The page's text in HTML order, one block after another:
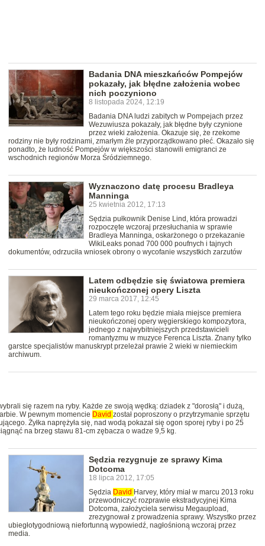
Badania DNA mieszkańców Pompejów
pokazały, jak błędne założenia wobec
nich poczyniono
8 listopada 2024, 12:19
Badania DNA ludzi zabitych w Pompejach przez
Wezuwiusza pokazały, jak błędne były czynione
przez wieki założenia. Okazuje się, że rzekome
rodziny nie były rodzinami, zmarłym źle przyporządkowano płeć. Okazało się
ponadto, że ludność Pompejów w większości stanowili emigranci ze
wschodnich regionów Morza Śródziemnego.
Wyznaczono datę procesu Bradleya
Manninga
25 kwietnia 2012, 17:13
Sędzia pułkownik Denise Lind, która prowadzi
rozpoczęte wczoraj przesłuchania w sprawie
Bradleya Manninga, oskarżonego o przekazanie
WikiLeaks ponad 700 000 poufnych i tajnych
dokumentów, odrzuciła wniosek obrony o wycofanie wszystkich zarzutów
Latem odbędzie się światowa premiera
nieukończonej opery Liszta
29 marca 2017, 12:45
Latem tego roku będzie miała miejsce premiera
nieukończonej opery węgierskiego kompozytora,
jednego z najwybitniejszych przedstawicieli
romantyzmu w muzyce Ferenca Liszta. Znany tylko
garstce specjalistów manuskrypt przeleżał prawie 2 wieki w niemieckim
archiwum.
się razem na ryby. Każde ze swoją wędką: dziadek z "dorosłą" i dużą,
W pewnym momencie David został poproszony o przytrzymanie sprzętu
Żyłka naprężyła się, nad wodą pokazał się ogon sporej ryby i po 25
na brzeg stawu 81-cm zębacza o wadze 9,5 kg.
Sędzia rezygnuje ze sprawy Kima
Dotcoma
18 lipca 2012, 17:05
Sędzia David Harvey, który miał w marcu 2013 roku
przewodniczyć rozprawie ekstradycyjnej Kima
Dotcoma, założyciela serwisu Megaupload,
zrezygnował z prowadzenia sprawy. Wszystko przez
ubiegłotygodniową niefortunną wypowiedź, nagłośnioną wczoraj przez
media.